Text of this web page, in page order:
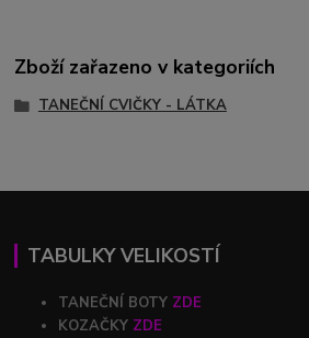
Zboží zařazeno v kategoriích
TANEČNÍ CVIČKY - LÁTKA
TABULKY VELIKOSTÍ
TANEČNÍ BOTY ZDE
KOZAČKY ZDE